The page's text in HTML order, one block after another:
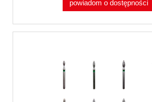
powiadom o dostępności